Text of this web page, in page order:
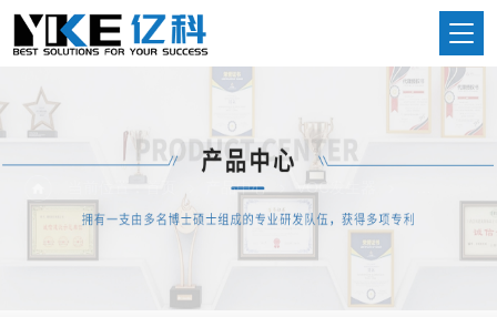
当前位置：首页 产品中心 VOC发生器